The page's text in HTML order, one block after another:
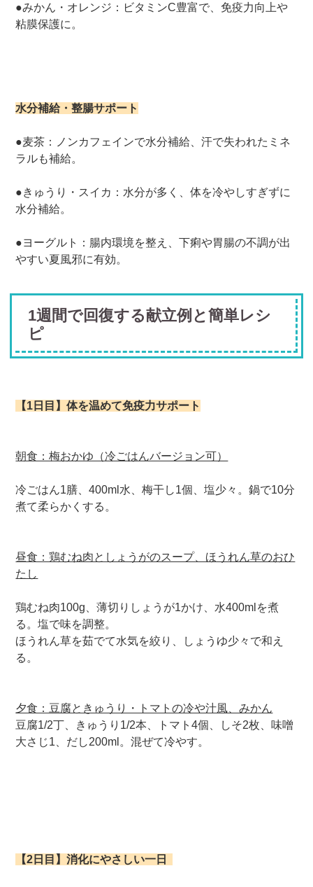
●みかん・オレンジ：ビタミンC豊富で、免疫力向上や
粘膜保護に。
水分補給・整腸サポート
●麦茶：ノンカフェインで水分補給、汗で失われたミネ
ラルも補給。
●きゅうり・スイカ：水分が多く、体を冷やしすぎずに
水分補給。
●ヨーグルト：腸内環境を整え、下痢や胃腸の不調が出
やすい夏風邪に有効。
1週間で回復する献立例と簡単レシ
ピ
【1日目】体を温めて免疫力サポート
朝食：梅おかゆ（冷ごはんバージョン可）
冷ごはん1膳、400ml水、梅干し1個、塩少々。鍋で10分
煮て柔らかくする。
昼食：鶏むね肉としょうがのスープ、ほうれん草のおひ
たし
鶏むね肉100g、薄切りしょうが1かけ、水400mlを煮
る。塩で味を調整。
ほうれん草を茹でて水気を絞り、しょうゆ少々で和え
る。
夕食：豆腐ときゅうり・トマトの冷や汁風、みかん
豆腐1/2丁、きゅうり1/2本、トマト4個、しそ2枚、味噌
大さじ1、だし200ml。混ぜて冷やす。
【2日目】消化にやさしい一日